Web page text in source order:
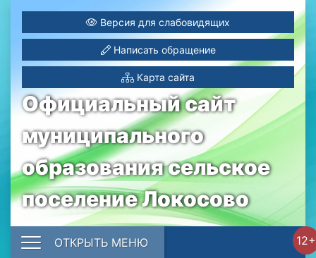
Официальный сайт
муниципального
образования сельское
поселение Локосово
Версия для слабовидящих
Написать обращение
Карта сайта
12+
ОТКРЫТЬ МЕНЮ